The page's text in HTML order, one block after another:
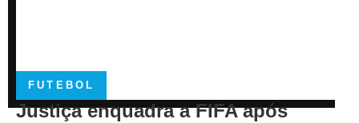
FUTEBOL
Justiça enquadra a FIFA após